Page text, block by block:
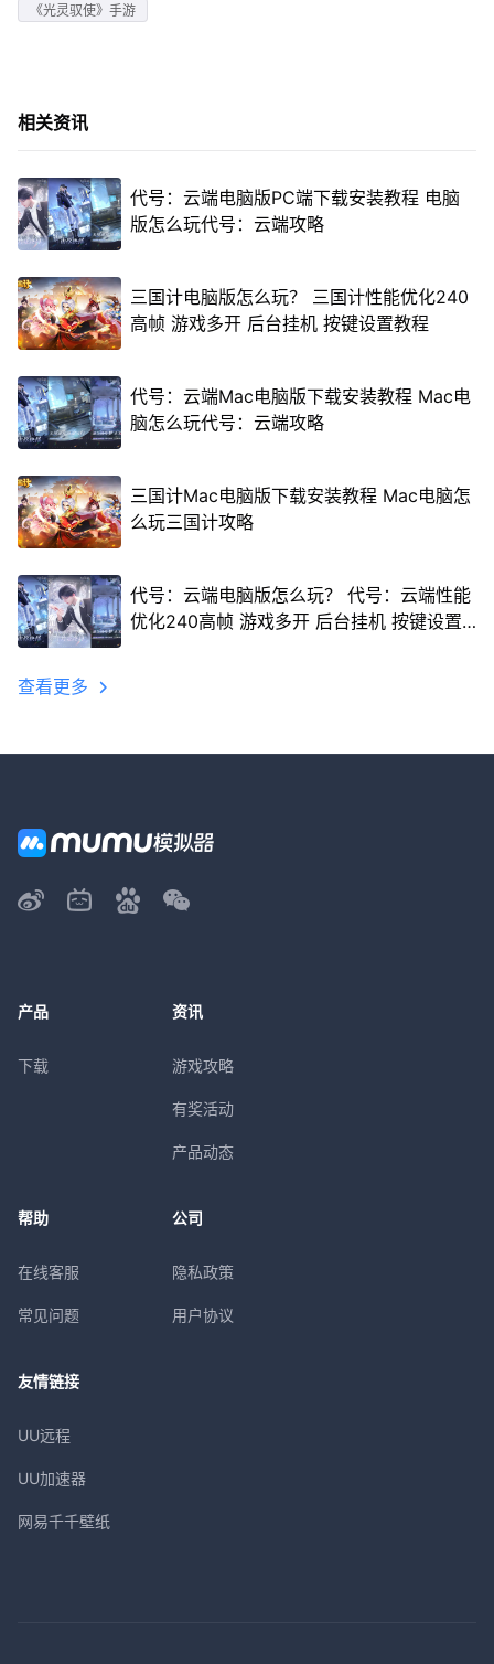
《光灵驭使》手游
相关资讯
代号：云端电脑版PC端下载安装教程 电脑
版怎么玩代号：云端攻略
三国计电脑版怎么玩？ 三国计性能优化240
高帧 游戏多开 后台挂机 按键设置教程
代号：云端Mac电脑版下载安装教程 Mac电
脑怎么玩代号：云端攻略
三国计Mac电脑版下载安装教程 Mac电脑怎
么玩三国计攻略
代号：云端电脑版怎么玩？ 代号：云端性能
优化240高帧 游戏多开 后台挂机 按键设置
查看更多
产品
下载
资讯
游戏攻略
有奖活动
产品动态
帮助
在线客服
常见问题
公司
隐私政策
用户协议
友情链接
UU远程
UU加速器
网易千千壁纸